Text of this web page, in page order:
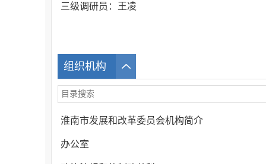
三级调研员：王凌
组织机构
淮南市发展和改革委员会机构简介
办公室